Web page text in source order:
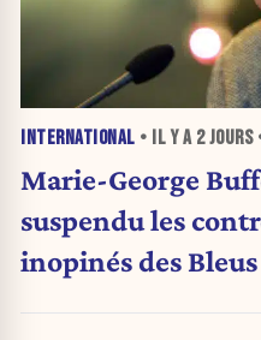
INTERNATIONAL • IL Y A 2 JOURS
Marie-George
suspendu les
inopinés des